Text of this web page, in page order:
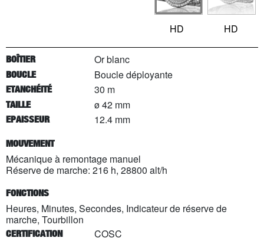
HD HD
BOÎTIER Or blanc
BOUCLE Boucle déployante
ETANCHÉITÉ 30 m
TAILLE ø 42 mm
EPAISSEUR 12.4 mm
MOUVEMENT
Mécanique à remontage manuel
Réserve de marche: 216 h, 28800 alt/h
FONCTIONS
Heures, Minutes, Secondes, Indicateur de réserve de
marche, Tourbillon
CERTIFICATION COSC